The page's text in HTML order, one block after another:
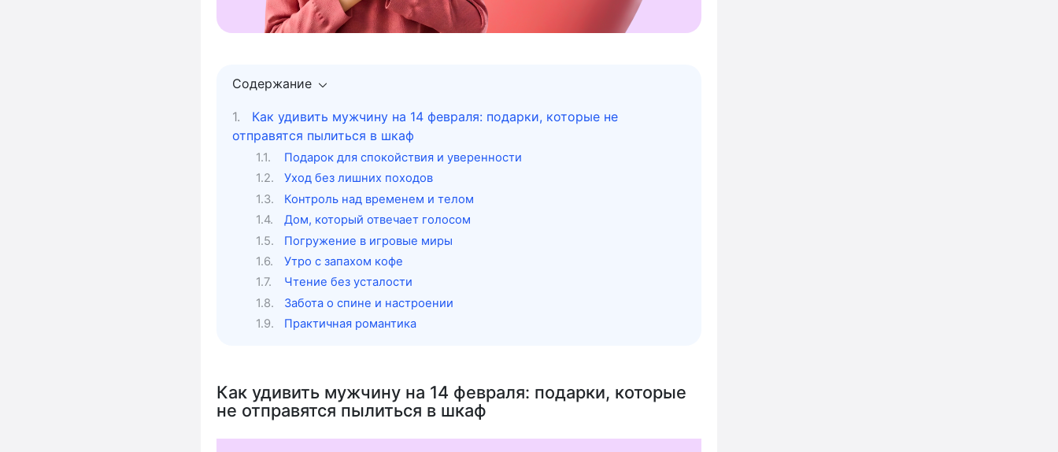
Содержание
Как удивить мужчину на 14 февраля: подарки, которые не
отправятся пылиться в шкаф
Подарок для спокойствия и уверенности
Уход без лишних походов
Контроль над временем и телом
Дом, который отвечает голосом
Погружение в игровые миры
Утро с запахом кофе
Чтение без усталости
Забота о спине и настроении
Практичная романтика
Как удивить мужчину на 14 февраля: подарки, которые
не отправятся пылиться в шкаф